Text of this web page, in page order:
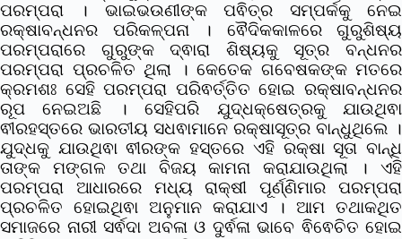
ପରମ୍ପରା । ଭାଇଭଉଣୀଙ୍କ ପଵିତ୍ର ସମ୍ପର୍କକୁ ନେଇ
ରକ୍ଷାବନ୍ଧନର ପରିକଳ୍ପନା । ଵୈଦିକକାଳରେ ଗୁରୁଶିଷ୍ୟ
ପରମ୍ପରାରେ ଗୁରୁଙ୍କ ଦ୍ଵାରା ଶିଷ୍ୟକୁ ସୂତ୍ର ବନ୍ଧନର
ପରମ୍ପରା ପ୍ରଚଳିତ ଥିଲା । କେତେକ ଗବେଷକଙ୍କ ମତରେ
କ୍ରମଶଃ ସେହି ପରମ୍ପରା ପରିଵର୍ତ୍ତିତ ହୋଇ ରକ୍ଷାବନ୍ଧନର
ରୂପ ନେଇଅଛି । ସେହିପରି ଯୁଦ୍ଧକ୍ଷେତ୍ରକୁ ଯାଉଥିଵା
ଵୀରହସ୍ତରେ ଭାରତୀୟ ସଧଵାମାନେ ରକ୍ଷାସୂତ୍ର ବାନ୍ଧୁଥିଲେ ।
ଯୁଦ୍ଧକୁ ଯାଉଥିଵା ଵୀରଙ୍କ ହସ୍ତରେ ଏହି ରକ୍ଷା ସୂତା ବାନ୍ଧି
ତାଙ୍କ ମଙ୍ଗଳ ତଥା ବିଜୟ କାମନା କରାଯାଉଥିଲା । ଏହି
ପରମ୍ପରା ଆଧାରରେ ମଧ୍ୟ ରାକ୍ଷୀ ପୂର୍ଣ୍ଣିମାର ପରମ୍ପରା
ପ୍ରଚଳିତ ହୋଇଥିଵା ଅନୁମାନ କରାଯାଏ । ଆମ ତଥାକଥିତ
ସମାଜରେ ନାରୀ ସର୍ଵଦା ଅବଳା ଓ ଦୁର୍ଵଳା ଭାବେ ଵିଵେଚିତ ହୋଇ